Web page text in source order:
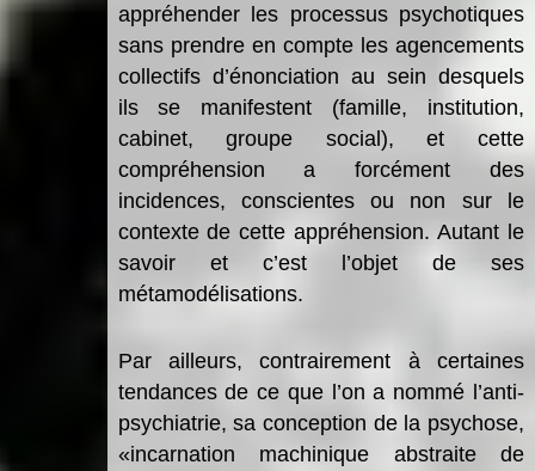
appréhender les processus psychotiques
sans prendre en compte les agencements
collectifs d’énonciation au sein desquels
ils se manifestent (famille, institution,
cabinet, groupe social), et cette
compréhension a forcément des
incidences, conscientes ou non sur le
contexte de cette appréhension. Autant le
savoir et c’est l’objet de ses
métamodélisations.
Par ailleurs, contrairement à certaines
tendances de ce que l’on a nommé l’anti-
psychiatrie, sa conception de la psychose,
«incarnation machinique abstraite de